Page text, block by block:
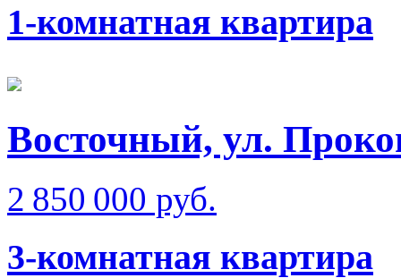
1-комнатная квартира
Восточный, ул.
2 850 000 руб.
3-комнатная квартира